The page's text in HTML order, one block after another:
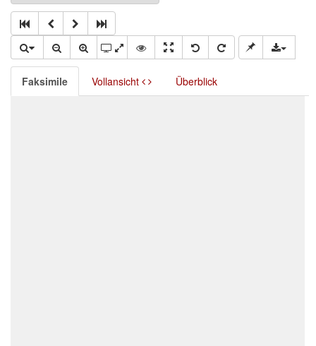
Faksimile Vollansicht Überblick